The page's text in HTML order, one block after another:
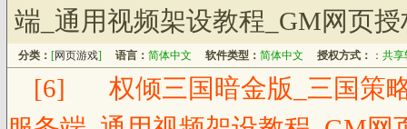
端_通用视频架设教程_GM网页
分类： [网页游戏] 语言： 简体中文 软件类型： 简体中文 授权方式： ： 共享
[6]
权倾三国暗金版_三国策